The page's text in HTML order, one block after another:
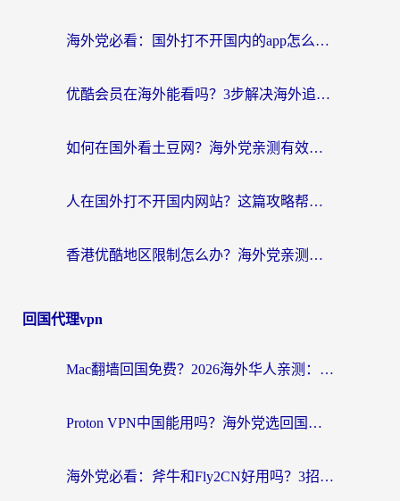
海外党必看：国外打不开国内的app怎么办？3步解决你的乡愁
优酷会员在海外能看吗？3步解决海外追剧难题，附实测好用加速器推荐
如何在国外看土豆网？海外党亲测有效的追剧加速器选择指南
人在国外打不开国内网站？这篇攻略帮你无缝解锁国内资源（附交管12123使用技巧）
香港优酷地区限制怎么办？海外党亲测有效的追剧解决方案
回国代理vpn
Mac翻墙回国免费？2026海外华人亲测：从CCTV5直播到国内APP，这样选加速器才靠谱
Proton VPN中国能用吗？海外党选回国加速器的避坑指南（附番茄加速器实测）
海外党必看：斧牛和Fly2CN好用吗？3招教你选对回国加速器（附免费试用攻略）